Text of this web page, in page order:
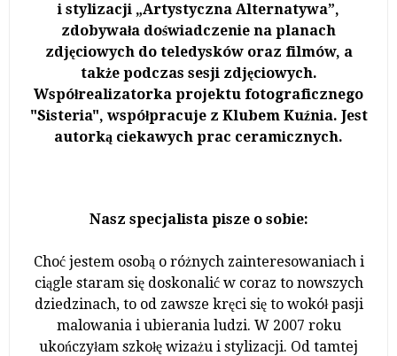
i stylizacji „Artystyczna Alternatywa”,
zdobywała doświadczenie na planach
zdjęciowych do teledysków oraz filmów, a
także podczas sesji zdjęciowych.
Współrealizatorka projektu fotograficznego
"Sisteria", współpracuje z Klubem Kuźnia. Jest
autorką ciekawych prac ceramicznych.
Nasz specjalista pisze o sobie:
Choć jestem osobą o różnych zainteresowaniach i
ciągle staram się doskonalić w coraz to nowszych
dziedzinach, to od zawsze kręci się to wokół pasji
malowania i ubierania ludzi. W 2007 roku
ukończyłam szkołę wizażu i stylizacji. Od tamtej